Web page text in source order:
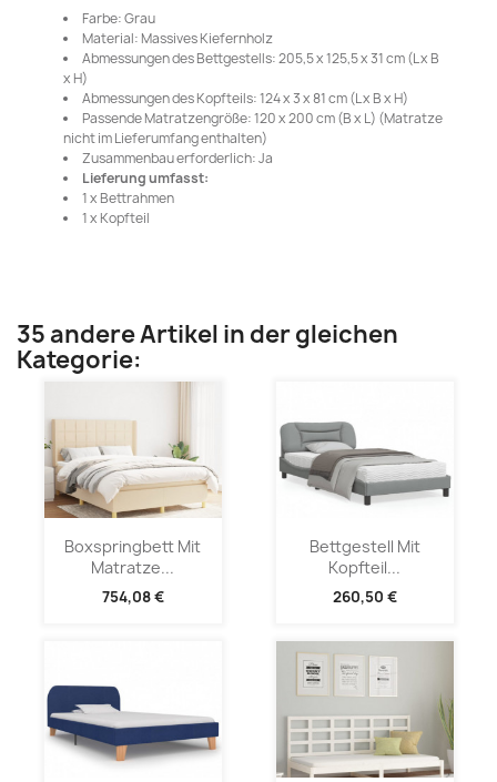
Farbe: Grau
Material: Massives Kiefernholz
Abmessungen des Bettgestells: 205,5 x 125,5 x 31 cm (L x B
x H)
Abmessungen des Kopfteils: 124 x 3 x 81 cm (L x B x H)
Passende Matratzengröße: 120 x 200 cm (B x L) (Matratze
nicht im Lieferumfang enthalten)
Zusammenbau erforderlich: Ja
Lieferung umfasst:
1 x Bettrahmen
1 x Kopfteil
35 andere Artikel in der gleichen
Kategorie:
Boxspringbett Mit
Matratze...
754,08 €
Bettgestell Mit
Kopfteil...
260,50 €